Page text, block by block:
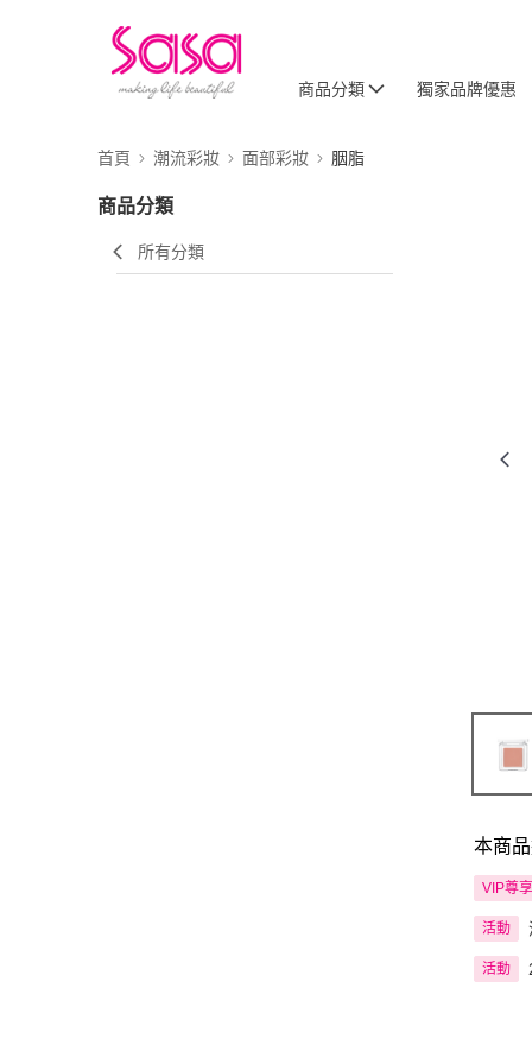
商品分類 獨家品牌優惠
首頁 潮流彩妝 面部彩妝 胭脂
商品分類
所有分類
本商
VIP尊享
活動
活動